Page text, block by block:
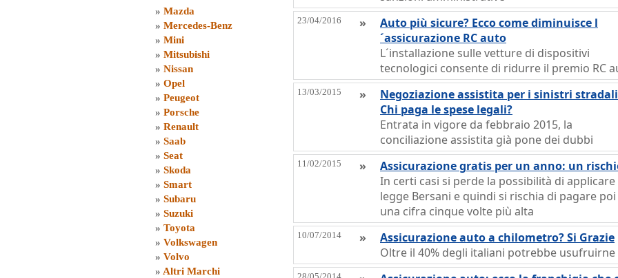
» Mazda
» Mercedes-Benz
» Mini
» Mitsubishi
» Nissan
» Opel
» Peugeot
» Porsche
» Renault
» Saab
» Seat
» Skoda
» Smart
» Subaru
» Suzuki
» Toyota
» Volkswagen
» Volvo
» Altri Marchi
23/04/2016 »
Auto più sicure? Ecco come diminuisce l
´assicurazione RC auto
L´installazione sulle vetture di dispositivi
tecnologici consente di ridurre il premio RC
13/03/2015 »
Negoziazione assistita per i sinistri
Chi paga le spese legali?
Entrata in vigore da febbraio 2015, la
conciliazione assistita già pone dei dubbi
11/02/2015 »
Assicurazione gratis per un anno: un
In certi casi si perde la possibilità di applicare
legge Bersani e quindi si rischia di pagare poi
una cifra cinque volte più alta
10/07/2014 »
Assicurazione auto a chilometro? Si Grazie
Oltre il 40% degli italiani potrebbe usufruirne